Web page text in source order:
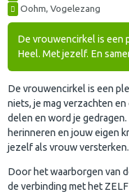
Oohm, Vogelezang
De vrouwencirkel is een
Heel. Met jezelf. En
De vrouwencirkel is een
niets, je mag verzachten
delen en word je
herinneren en jouw eigen
jezelf als vrouw versterken.
Door het waarborgen van
de verbinding met het